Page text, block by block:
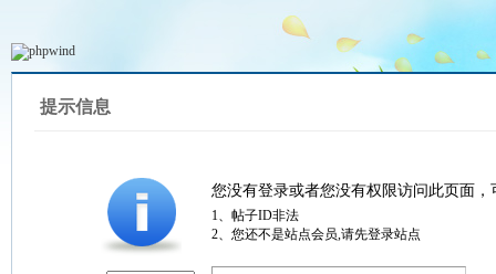
提示信息
您没有登录或者您没有权限访问此页面
1、帖子ID非法
2、您还不是站点会员,请先登录站点